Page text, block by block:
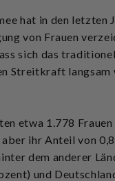
hat in den letzten
von Frauen
sich das
Streitkraft langsam
etwa 1.778
aber ihr Anteil von
dem anderer
und